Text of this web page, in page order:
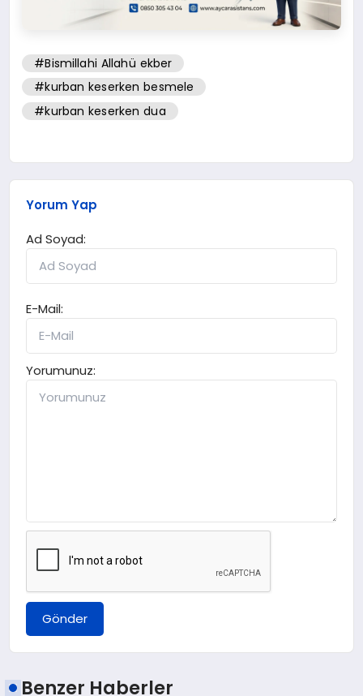
#Bismillahi Allahü ekber
#kurban keserken besmele
#kurban keserken dua
Yorum Yap
Ad Soyad:
E-Mail:
Yorumunuz:
Gönder
Benzer Haberler